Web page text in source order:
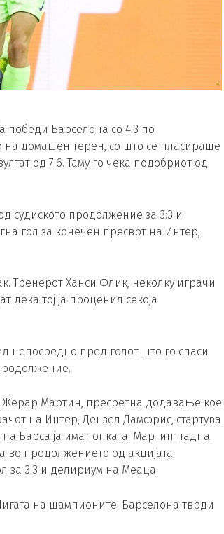
победи Барселона со 4:3 по
на домашен терен, со што се пласираше
од 7:6. Таму го чека подобриот од
судиското продолжение за 3:3 и
гол за конечен пресврт на Интер,
Тренерот Ханси Флик, неколку играчи
дека тој ја проценил секоја
непосредно пред голот што го спаси
Жерар Мартин, пресретна додавање кое
на Интер, Дензел Дамфрис, стартува
Барса ја има топката. Мартин падна
во продолжението од акцијата
за 3:3 и делириум на Меаца.
на шампионите. Барселона тврди